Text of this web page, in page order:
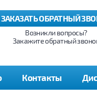
ЗАКАЗАТЬ ОБРАТНЫЙ
Возникли вопросы?
Закажите обратный
Контакты